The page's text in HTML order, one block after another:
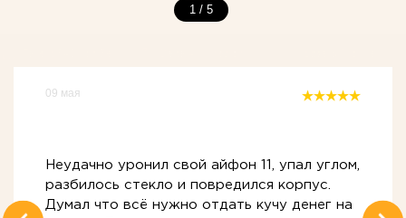
1/ 5
09 мая
Неудачно уронил свой айфон 11, упал углом,
разбилось стекло и повредился корпус.
Думал что всё нужно отдать кучу денег на